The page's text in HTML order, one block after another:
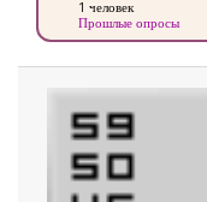
1 человек
Прошлые опросы